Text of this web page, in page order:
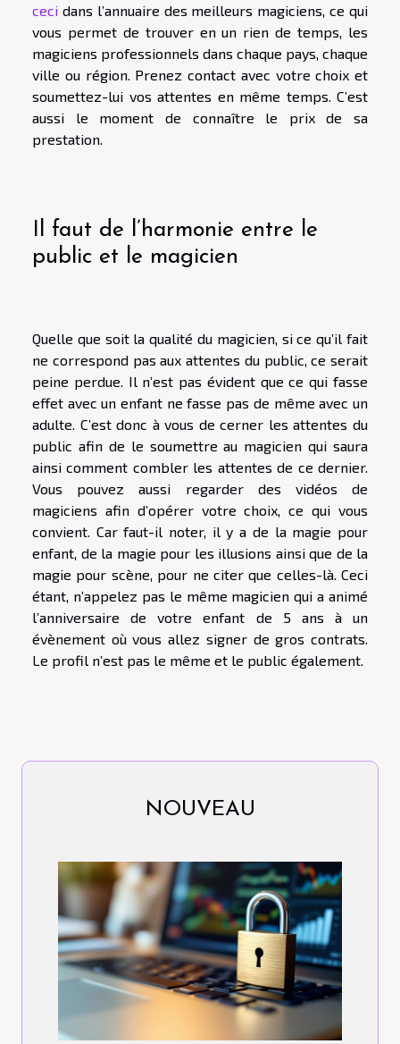
ceci dans l’annuaire des meilleurs magiciens, ce qui
vous permet de trouver en un rien de temps, les
magiciens professionnels dans chaque pays, chaque
ville ou région. Prenez contact avec votre choix et
soumettez-lui vos attentes en même temps. C’est
aussi le moment de connaître le prix de sa
prestation.
Il faut de l’harmonie entre le
public et le magicien
Quelle que soit la qualité du magicien, si ce qu’il fait
ne correspond pas aux attentes du public, ce serait
peine perdue. Il n’est pas évident que ce qui fasse
effet avec un enfant ne fasse pas de même avec un
adulte. C’est donc à vous de cerner les attentes du
public afin de le soumettre au magicien qui saura
ainsi comment combler les attentes de ce dernier.
Vous pouvez aussi regarder des vidéos de
magiciens afin d’opérer votre choix, ce qui vous
convient. Car faut-il noter, il y a de la magie pour
enfant, de la magie pour les illusions ainsi que de la
magie pour scène, pour ne citer que celles-là. Ceci
étant, n’appelez pas le même magicien qui a animé
l’anniversaire de votre enfant de 5 ans à un
évènement où vous allez signer de gros contrats.
Le profil n’est pas le même et le public également.
NOUVEAU